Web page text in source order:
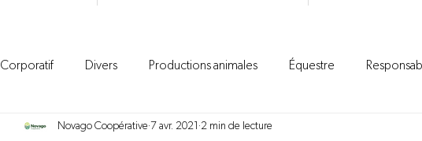
Corporatif Divers Productions animales Équestre
Commercialisation des grains Productions végétales
Novago Coopérative 7 avr. 2021 2 min de lecture